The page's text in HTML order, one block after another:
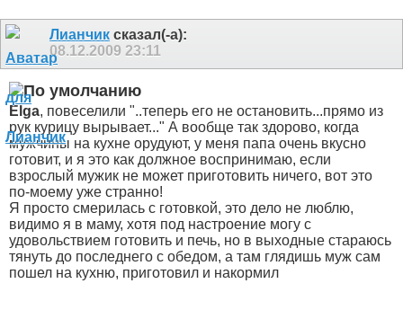
Лианчик сказал(-а):
08.12.2009 23:11
Elga, повеселили "..теперь его не остановить...прямо из
рук курицу вырывает..." А вообще так здорово, когда
мужчины на кухне орудуют, у меня папа очень вкусно
готовит, и я это как должное воспринимаю, если
взрослый мужик не может приготовить ничего, вот это
по-моему уже странно!
Я просто смерилась с готовкой, это дело не люблю,
видимо я в маму, хотя под настроение могу с
удовольствием готовить и печь, но в выходные стараюсь
тянуть до последнего с обедом, а там глядишь муж сам
пошел на кухню, приготовил и накормил